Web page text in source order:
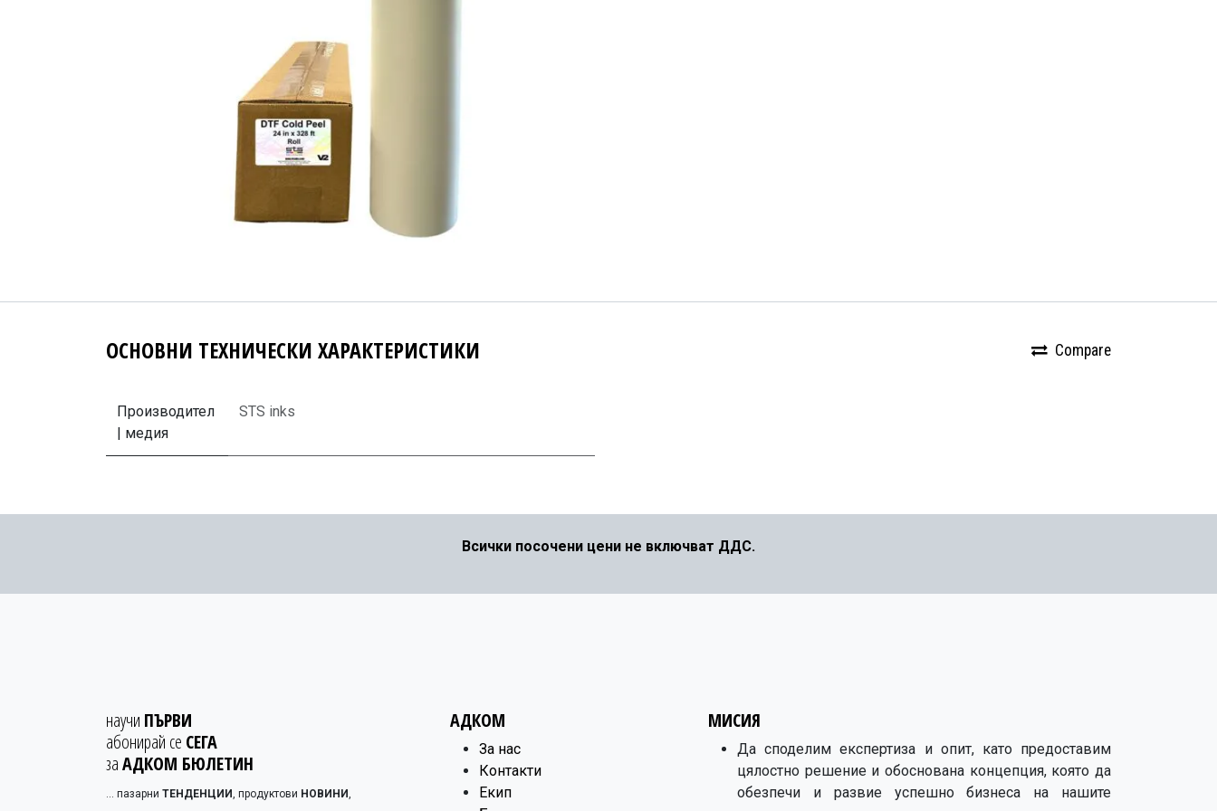
ОСНОВНИ ТЕХНИЧЕСКИ ХАРАКТЕРИСТИКИ Compare
Производител
| медия
STS inks
Всички посочени цени не включват ДДС.
научи ПЪРВИ
абонирай се СЕГА
заАДКОМ БЮЛЕТИН
... пазарни ТЕНДЕНЦИИ, продуктови НОВИНИ,
АДКОМ
​За нас
Контакти
Екип
МИСИЯ
Да споделим експертиза и опит, като предоставим
цялостно решение и обоснована концепция, която да
обезпечи и развие успешно бизнеса на нашите